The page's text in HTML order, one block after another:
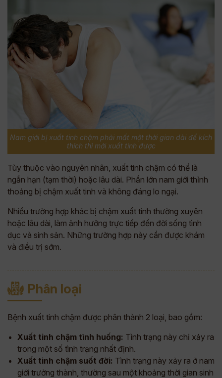
Nam giới bị xuất tinh chậm phải mất một thời gian dài để kích
thích thì mới xuất tinh được
Tùy thuộc vào nguyên nhân, xuất tinh chậm có thể là
ngắn hạn (tạm thời) hoặc lâu dài. Phần lớn nam giới thỉnh
thoảng bị chậm xuất tinh và không đáng lo ngại.
Nhiều trường hợp khác bị chậm xuất tinh thường xuyên
hoặc lâu dài, làm ảnh hưởng trực tiếp đến đời sống tình
dục và sinh sản. Những trường hợp này cần được khám
và điều trị sớm.
Phân loại
Bệnh xuất tinh chậm được phân thành 2 loại, bao gồm:
Xuất tinh chậm tình huống: Tình trạng này chỉ xảy ra
trong một số tình trạng nhất định.
Xuất tinh chậm suốt đời: Tình trạng này xảy ra ở nam
giới trưởng thành, thường sau một khoảng thời gian sinh